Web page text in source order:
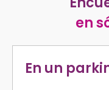
en
En un